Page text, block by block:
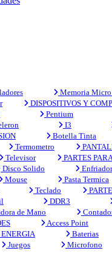
Memoria Micro
DISPOSITIVOS Y
Pentium
I3
Botella Tinta
Termometro
Televisor PARTES
Disco Solido
Mouse Pasta Termica
Teclado
DDR3
de Mano
Access Point
Baterias
Juegos Microfono